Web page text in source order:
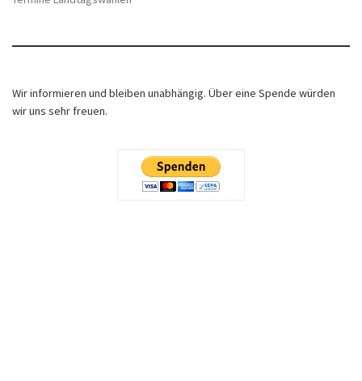
Wir informieren und bleiben unabhängig. Über eine Spende würden
wir uns sehr freuen.